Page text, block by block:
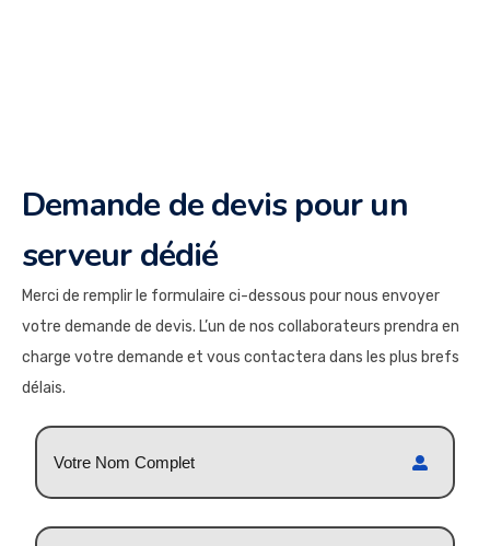
Demande de devis pour un
serveur dédié
Merci de remplir le formulaire ci-dessous pour nous envoyer
votre demande de devis. L’un de nos collaborateurs prendra en
charge votre demande et vous contactera dans les plus brefs
délais.